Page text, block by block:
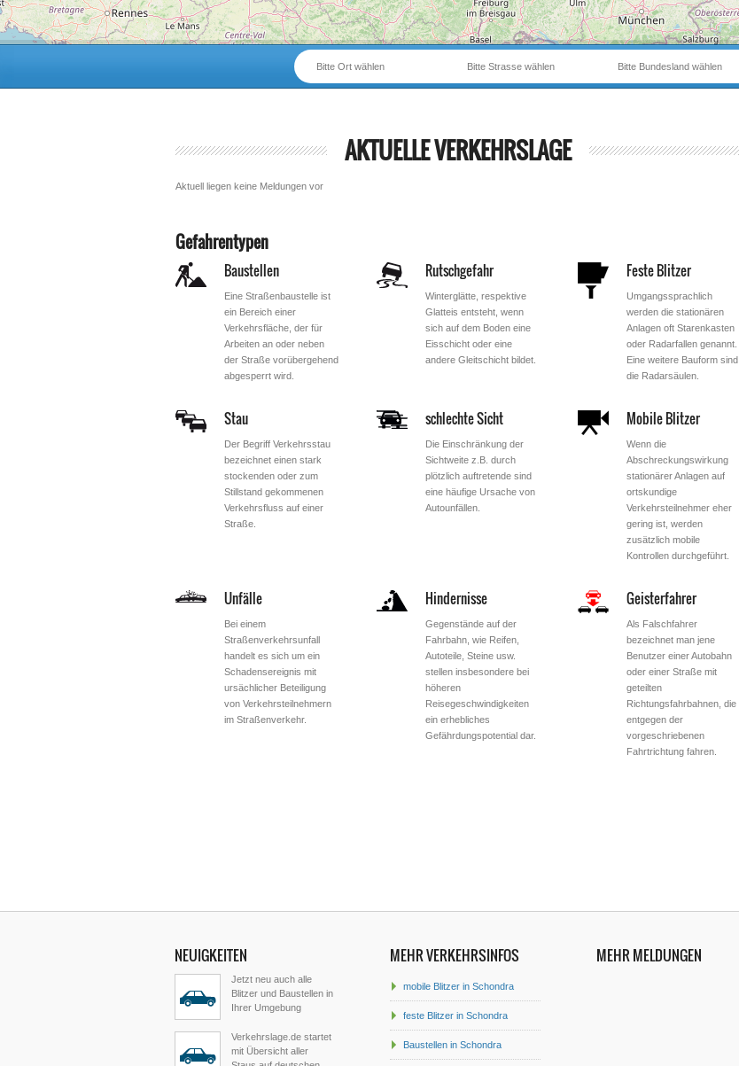
Bitte Bundesland wählen
Bitte Strasse wählen
Bitte Ort wählen
AKTUELLE VERKEHRSLAGE
Aktuell liegen keine Meldungen vor
Gefahrentypen
Baustellen
Eine Straßenbaustelle ist
ein Bereich einer
Verkehrsfläche, der für
Arbeiten an oder neben
der Straße vorübergehend
abgesperrt wird.
Rutschgefahr
Winterglätte, respektive
Glatteis entsteht, wenn
sich auf dem Boden eine
Eisschicht oder eine
andere Gleitschicht bildet.
Feste Blitzer
Umgangssprachlich
werden die stationären
Anlagen oft Starenkasten
oder Radarfallen genannt.
Eine weitere Bauform sind
die Radarsäulen.
Stau
Der Begriff Verkehrsstau
bezeichnet einen stark
stockenden oder zum
Stillstand gekommenen
Verkehrsfluss auf einer
Straße.
schlechte Sicht
Die Einschränkung der
Sichtweite z.B. durch
plötzlich auftretende sind
eine häufige Ursache von
Autounfällen.
Mobile Blitzer
Wenn die
Abschreckungswirkung
stationärer Anlagen auf
ortskundige
Verkehrsteilnehmer eher
gering ist, werden
zusätzlich mobile
Kontrollen durchgeführt.
Unfälle
Bei einem
Straßenverkehrsunfall
handelt es sich um ein
Schadensereignis mit
ursächlicher Beteiligung
von Verkehrsteilnehmern
im Straßenverkehr.
Hindernisse
Gegenstände auf der
Fahrbahn, wie Reifen,
Autoteile, Steine usw.
stellen insbesondere bei
höheren
Reisegeschwindigkeiten
ein erhebliches
Gefährdungspotential dar.
Geisterfahrer
Als Falschfahrer
bezeichnet man jene
Benutzer einer Autobahn
oder einer Straße mit
geteilten
Richtungsfahrbahnen, die
entgegen der
vorgeschriebenen
Fahrtrichtung fahren.
NEUIGKEITEN
Jetzt neu auch alle
Blitzer und Baustellen in
Ihrer Umgebung
Verkehrslage.de startet
mit Übersicht aller
MEHR VERKEHRSINFOS
mobile Blitzer in Schondra
feste Blitzer in Schondra
Baustellen in Schondra
MEHR MELDUNGEN